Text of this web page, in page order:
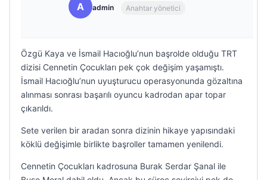
A admin Anahtar yönetici
Özgü Kaya ve İsmail Hacıoğlu’nun başrolde olduğu TRT
dizisi Cennetin Çocukları pek çok değişim yaşamıştı.
İsmail Hacıoğlu’nun uyuşturucu operasyonunda gözaltına
alınması sonrası başarılı oyuncu kadrodan apar topar
çıkarıldı.
Sete verilen bir aradan sonra dizinin hikaye yapısındaki
köklü değişimle birlikte başroller tamamen yenilendi.
Cennetin Çocukları kadrosuna Burak Serdar Şanal ile